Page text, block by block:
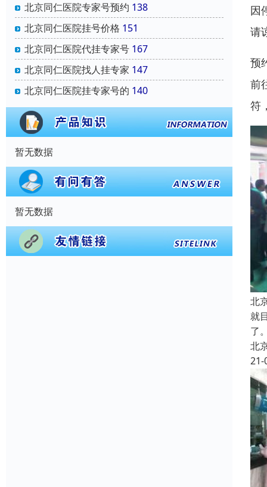
北京同仁医院专家号预约 138
北京同仁医院挂号价格 151
北京同仁医院代挂专家号 167
北京同仁医院找人挂专家 147
北京同仁医院挂专家号的 140
暂无数据
暂无数据
因
请
预
前
符
北
就
了
北
21-